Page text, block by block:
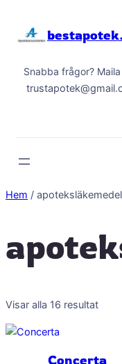
Snabba frågor?
Hem / apoteksläkemedel
Visar alla 16 resultat
Concerta